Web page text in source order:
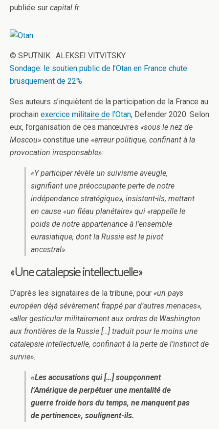
publiée sur capital.fr.
© SPUTNIK . ALEKSEI VITVITSKY
Sondage: le soutien public de l’Otan en France chute
brusquement de 22%
Ses auteurs s’inquiètent de la participation de la France au
prochain exercice militaire de l’Otan, Defender 2020. Selon
eux, l’organisation de ces manœuvres «sous le nez de
Moscou» constitue une «erreur politique, confinant à la
provocation irresponsable»:
«Y participer révèle un suivisme aveugle,
signifiant une préoccupante perte de notre
indépendance stratégique», insistent-ils, mettant
en cause «un fléau planétaire» qui «rappelle le
poids de notre appartenance à l’ensemble
eurasiatique, dont la Russie est le pivot
ancestral».
«Une catalepsie intellectuelle»
D’après les signataires de la tribune, pour «un pays
européen déjà sévèrement frappé par d’autres menaces»,
«aller gesticuler militairement aux ordres de Washington
aux frontières de la Russie […] traduit pour le moins une
catalepsie intellectuelle, confinant à la perte de l’instinct de
survie».
«Les accusations qui […] soupçonnent
l’Amérique de perpétuer une mentalité de
guerre froide hors du temps, ne manquent pas
de pertinence», soulignent-ils.